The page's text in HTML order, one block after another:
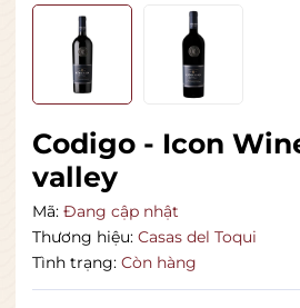
Codigo - Icon
valley
Mã: Đang cập nhật
Thương hiệu: Casas del Toqui
Tình trạng: Còn hàng